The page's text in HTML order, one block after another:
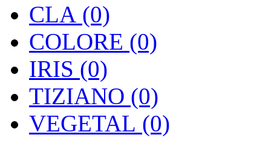
CLA (0)
COLORE (0)
IRIS (0)
TIZIANO (0)
VEGETAL (0)